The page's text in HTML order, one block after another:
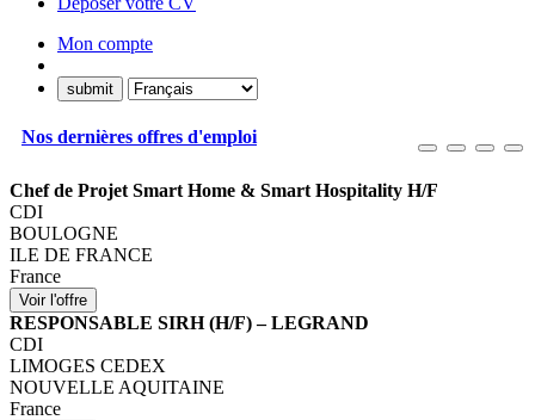
Mon compte
Nos dernières offres d'emploi
Chef de Projet Smart Home & Smart Hospitality H/F
CDI
BOULOGNE
ILE DE FRANCE
France
RESPONSABLE SIRH (H/F) – LEGRAND
CDI
LIMOGES CEDEX
NOUVELLE AQUITAINE
France